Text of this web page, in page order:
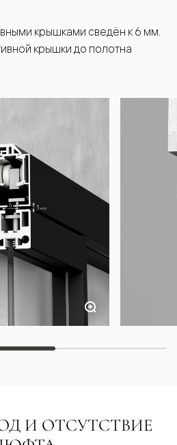
крышками сведён к 6 мм.
крышки до полотна
И ОТСУТСТВИЕ